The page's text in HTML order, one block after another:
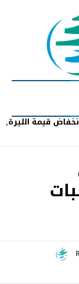
قيمة الليرة,